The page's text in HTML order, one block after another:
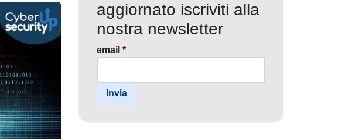
aggiornato iscriviti alla
nostra newsletter
email *
Invia